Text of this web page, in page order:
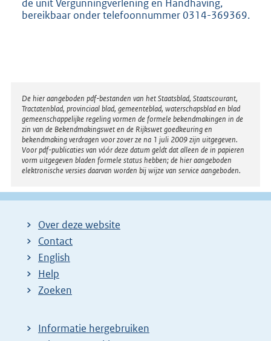
de unit Vergunningverlening en Handhaving,
bereikbaar onder telefoonnummer 0314-369369.
Disclaimer
De hier aangeboden pdf-bestanden van het Staatsblad, Staatscourant,
Tractatenblad, provinciaal blad, gemeenteblad, waterschapsblad en blad
gemeenschappelijke regeling vormen de formele bekendmakingen in de
zin van de Bekendmakingswet en de Rijkswet goedkeuring en
bekendmaking verdragen voor zover ze na 1 juli 2009 zijn uitgegeven.
Voor pdf-publicaties van vóór deze datum geldt dat alleen de in papieren
vorm uitgegeven bladen formele status hebben; de hier aangeboden
elektronische versies daarvan worden bij wijze van service aangeboden.
Over deze website
Contact
English
Help
Zoeken
Informatie hergebruiken